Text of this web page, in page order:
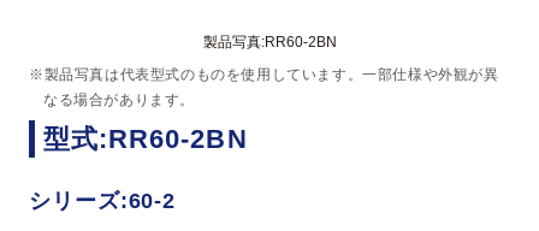
製品写真:RR60-2BN
※製品写真は代表型式のものを使用しています。一部仕様や外観が異
なる場合があります。
型式:RR60-2BN
シリーズ:60-2